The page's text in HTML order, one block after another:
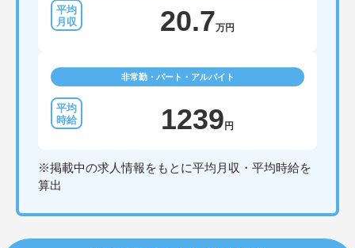
20.7万円
非常勤・パート・アルバイト
1239 円
※掲載中の求人情報をもとに平均月収・平均時給を
算出